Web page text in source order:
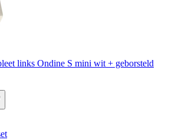
links Ondine S mini wit + geborsteld